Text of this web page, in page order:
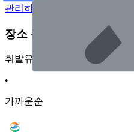
관리하기
장소 근처 주유소
휘발유
•
가까운순